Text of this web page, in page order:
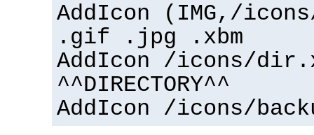
AddIcon (IMG,/
.gif .jpg .xbm
AddIcon /icons/
^^DIRECTORY^^
AddIcon /icons/